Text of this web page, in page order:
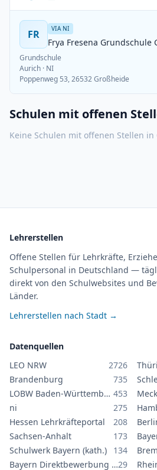
FR VIA NI
Frya Fresena Grundschule
Grundschule
Aurich · NI
Poppenweg 53, 26532 Großheide
Schulen mit offenen
Keine Schulen mit offenen Stellen in
Lehrerstellen
Offene Stellen für Lehrkräfte,
Schulpersonal in Deutschland —
direkt von den Schulwebsites und
Länder.
Lehrerstellen nach Stadt →
Datenquellen
LEO NRW
2726
Brandenburg
735
LOBW Baden-Württemberg 453
ni
275
Hessen Lehrkräfteportal
208
Sachsen-Anhalt
173
Schulwerk Bayern (kath.)
134
Bayern Direktbewerbung GS/MS29